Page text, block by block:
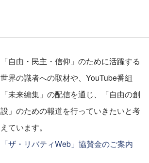
「自由・民主・信仰」のために活躍する
世界の識者への取材や、YouTube番組
「未来編集」の配信を通じ、「自由の創
設」のための報道を行っていきたいと考
えています。
「ザ・リバティWeb」協賛金のご案内